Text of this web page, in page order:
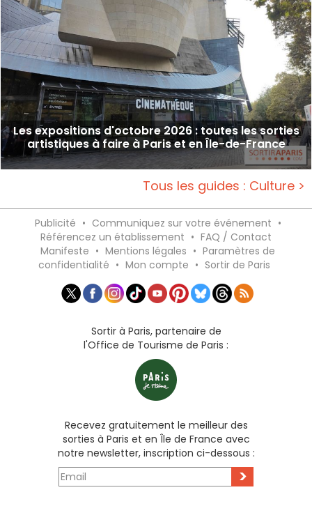
Les expositions d'octobre 2026 : toutes les sorties
artistiques à faire à Paris et en Île-de-France
Tous les guides : Culture >
Publicité • Communiquez sur votre événement •
Référencez un établissement • FAQ / Contact
Manifeste • Mentions légales • Paramètres de
confidentialité • Mon compte • Sortir de Paris
Sortir à Paris, partenaire de
l'Office de Tourisme de Paris :
Recevez gratuitement le meilleur des
sorties à Paris et en Île de France avec
notre newsletter, inscription ci-dessous :
>